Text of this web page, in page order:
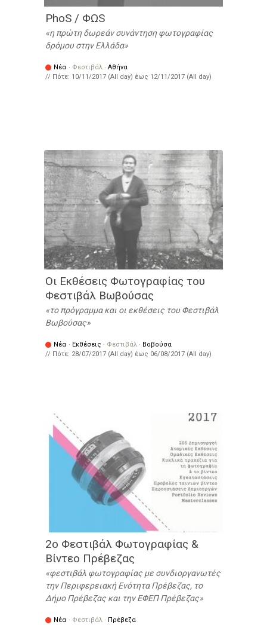
PhoS / ΦΩS
η πρώτη δωρεάν συνάντηση φωτογραφίας
δρόμου στην Ελλάδα
Νέα · Φεστιβάλ · Αθήνα
// Πότε: 10/11/2017 (All day) έως 12/11/2017 (All day)
Οι Εκθέσεις Φωτογραφίας του
Φεστιβάλ Βωβούσας
το πρόγραμμα και οι εκθέσεις του Φεστιβάλ
Βωβούσας
Νέα · Εκθέσεις · Φεστιβάλ · Βοβούσα
// Πότε: 28/07/2017 (All day) έως 06/08/2017 (All day)
2o Φεστιβάλ Φωτογραφίας &
Βίντεο Πρέβεζας
φεστιβάλ φωτογραφίας με συνδιοργανωτές
την Περιφερειακή Ενότητα Πρέβεζας, το
Δήμο Πρέβεζας και την ΕΦΕΠ Πρέβεζας
Νέα · Φεστιβάλ · Πρέβεζα